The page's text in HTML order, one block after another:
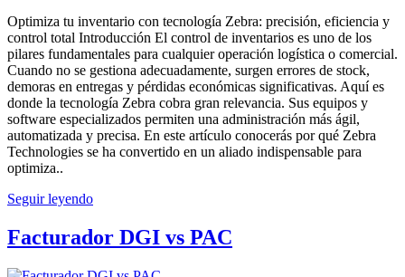
Optimiza tu inventario con tecnología Zebra: precisión, eficiencia y
control total Introducción El control de inventarios es uno de los
pilares fundamentales para cualquier operación logística o comercial.
Cuando no se gestiona adecuadamente, surgen errores de stock,
demoras en entregas y pérdidas económicas significativas. Aquí es
donde la tecnología Zebra cobra gran relevancia. Sus equipos y
software especializados permiten una administración más ágil,
automatizada y precisa. En este artículo conocerás por qué Zebra
Technologies se ha convertido en un aliado indispensable para
optimiza..
Seguir leyendo
Facturador DGI vs PAC